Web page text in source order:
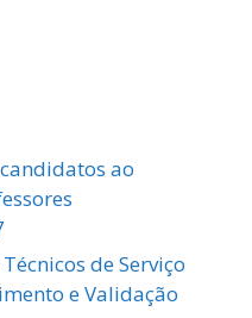
ao
de Serviço
e Validação